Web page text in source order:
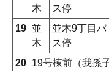
木
ス停
19 並
木
並木9丁目バ
ス停
20 19号棟前（我孫